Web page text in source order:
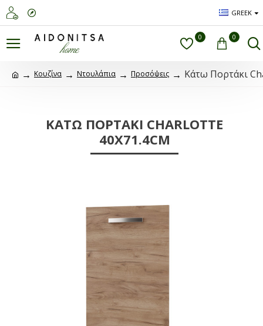
GREEK
0 0
Κουζίνα Ντουλάπια Προσόψεις Κάτω Πορτάκι
ΚΆΤΩ ΠΟΡΤΆΚΙ CHARLOTTE
40X71.4CM